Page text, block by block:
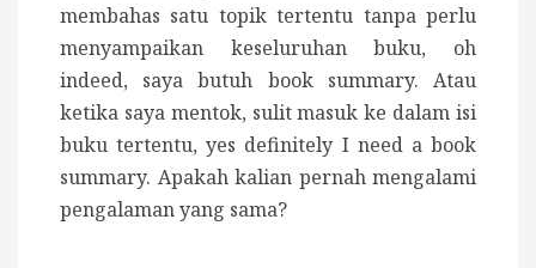
membahas satu topik tertentu tanpa perlu
menyampaikan keseluruhan buku, oh
indeed, saya butuh book summary. Atau
ketika saya mentok, sulit masuk ke dalam isi
buku tertentu, yes definitely I need a book
summary. Apakah kalian pernah mengalami
pengalaman yang sama?